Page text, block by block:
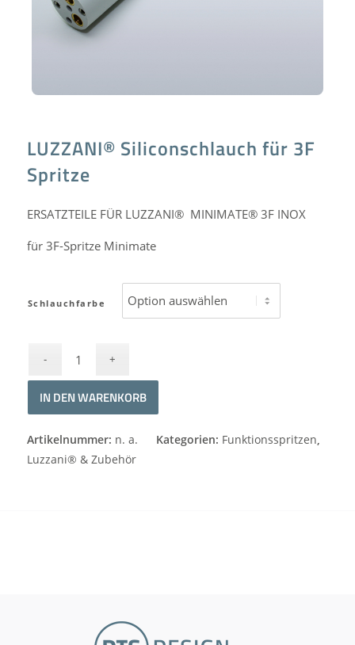
LUZZANI® Siliconschlauch für 3F
Spritze
ERSATZTEILE FÜR LUZZANI® MINIMATE® 3F INOX
für 3F-Spritze Minimate
Schlauchfarbe
IN DEN WARENKORB
Alternative:
Artikelnummer: n. a. Kategorien: Funktionsspritzen,
Luzzani® & Zubehör